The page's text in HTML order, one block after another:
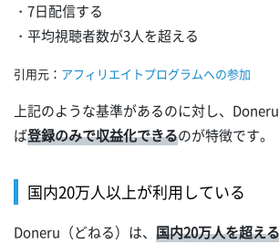
・7日配信する
・平均視聴者数が3人を超える
引用元： アフィリエイトプログラムへの参加
上記のような基準があるのに対し、
ば登録のみで収益化できるのが特徴です。
国内20万人以上が利用している
Doneru（どねる）は、 国内20万人を超え